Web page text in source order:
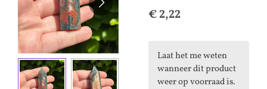
€ 2,22
Laat het me weten
wanneer dit product
weer op voorraad is.